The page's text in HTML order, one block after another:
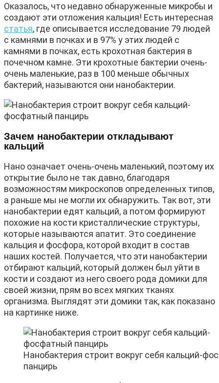
Оказалось, что недавно обнаруженные микробы и
создают эти отложения кальция! Есть интересная
статья, где описывается исследование 79 людей
с камнями в почках и в 97% у этих людей с
камнями в почках, есть крохотная бактерия в
почечном камне. Эти крохотные бактерии очень-
очень маленькие, раз в 100 меньше обычных
бактерий, называются они нанобактерии.
Зачем нанобактерии откладывают
кальций
Нано означает очень-очень маленький, поэтому их
открытие было не так давно, благодаря
возможностям микроскопов определенных типов,
а раньше мы не могли их обнаружить. Так вот, эти
нанобактерии едят кальций, а потом формируют
похожие на кости кристаллические структуры,
которые называются апатит. Это соединение
кальция и фосфора, которой входит в состав
наших костей. Получается, что эти нанобактерии
отбирают кальций, который должен был уйти в
кости и создают из него своего рода домики для
своей жизни, прям во всех мягких тканях
организма. Выглядят эти домики так, как показано
на картинке ниже.
Нанобактерия строит вокруг себя кальций-
панцирь